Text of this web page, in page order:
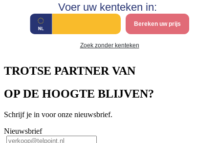
Voer uw kenteken in:
Bereken uw prijs
Zoek zonder kenteken
TROTSE PARTNER VAN
OP DE HOOGTE BLIJVEN?
Schrijf je in voor onze nieuwsbrief.
Nieuwsbrief